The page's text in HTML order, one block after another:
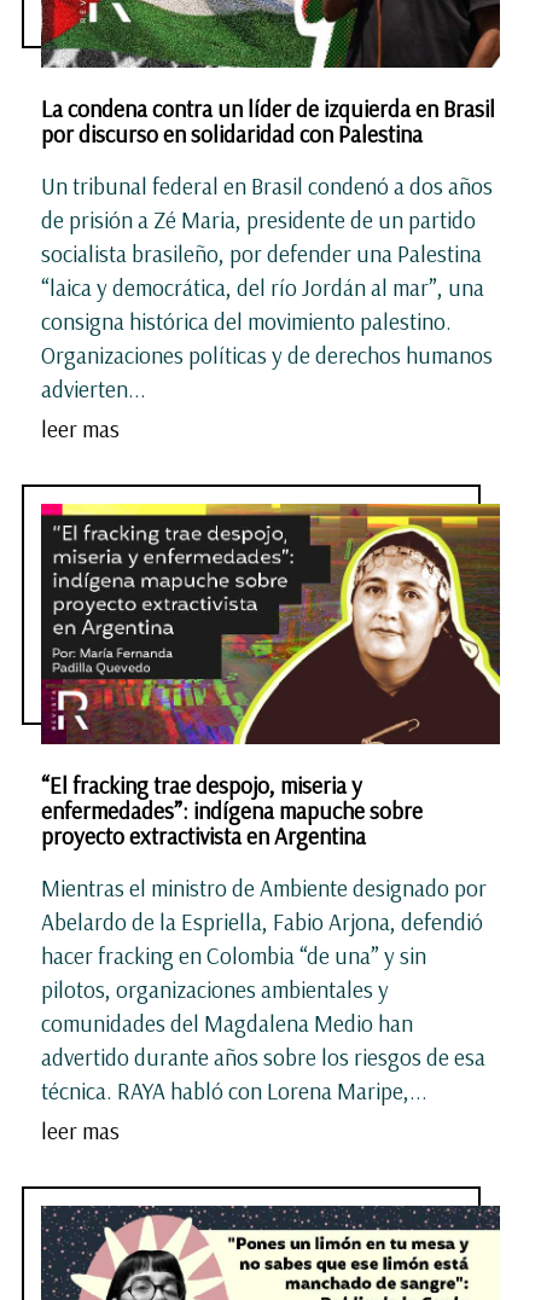
La condena contra un líder de izquierda en Brasil
por discurso en solidaridad con Palestina
Un tribunal federal en Brasil condenó a dos años
de prisión a Zé Maria, presidente de un partido
socialista brasileño, por defender una Palestina
“laica y democrática, del río Jordán al mar”, una
consigna histórica del movimiento palestino.
Organizaciones políticas y de derechos humanos
advierten...
leer mas
“El fracking trae despojo, miseria y
enfermedades”: indígena mapuche sobre
proyecto extractivista en Argentina
Mientras el ministro de Ambiente designado por
Abelardo de la Espriella, Fabio Arjona, defendió
hacer fracking en Colombia “de una” y sin
pilotos, organizaciones ambientales y
comunidades del Magdalena Medio han
advertido durante años sobre los riesgos de esa
técnica. RAYA habló con Lorena Maripe,...
leer mas